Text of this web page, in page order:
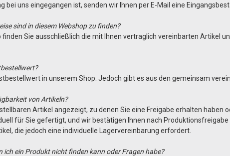
bei uns eingegangen ist, senden wir Ihnen per E-Mail eine
sind in diesem Webshop zu finden?
finden Sie ausschließlich die mit Ihnen vertraglich vereinbarten Artikel
in unserem Shop. Jedoch gibt es aus den gemeinsam
von Artikeln?
Artikel angezeigt, zu denen Sie eine Freigabe erhalten
für Sie gefertigt, und wir bestätigen Ihnen nach
die jedoch eine individuelle Lagervereinbarung erfordert.
ich ein Produkt nicht finden kann oder Fragen habe?